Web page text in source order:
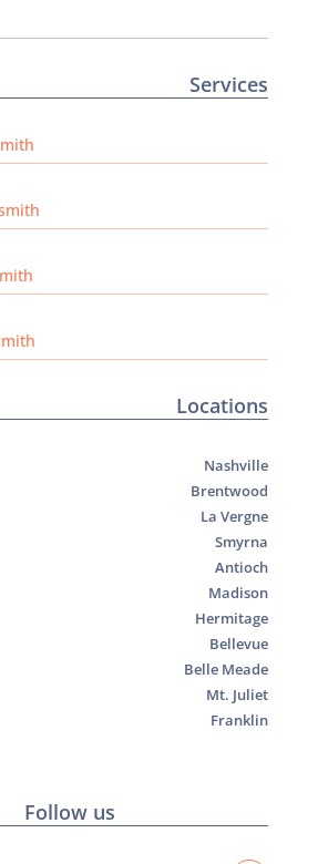
Services
Locations
Nashville
Brentwood
La Vergne
Smyrna
Antioch
Madison
Hermitage
Bellevue
Belle Meade
Mt. Juliet
Franklin
Follow us